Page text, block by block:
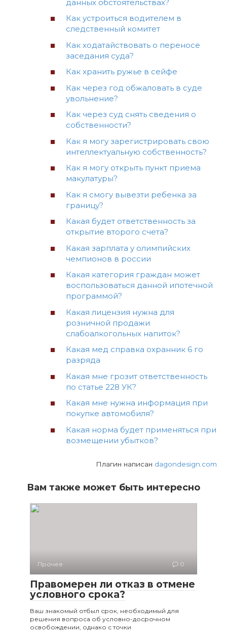
данных обстоятельствах?
Как устроиться водителем в
следственный комитет
Как ходатайствовать о переносе
заседания суда?
Как хранить ружье в сейфе
Как через год обжаловать в суде
увольнение?
Как через суд снять сведения о
собственности?
Как я могу зарегистрировать свою
интеллектуальную собственность?
Как я могу открыть пункт приема
макулатуры?
Как я смогу вывезти ребенка за
границу?
Какая будет ответственность за
открытие второго счета?
Какая зарплата у олимпийских
чемпионов в россии
Какая категория граждан может
воспользоваться данной ипотечной
программой?
Какая лицензия нужна для
розничной продажи
слабоалкогольных напиток?
Какая мед справка охранник 6 го
разряда
Какая мне грозит ответственность
по статье 228 УК?
Какая мне нужна информация при
покупке автомобиля?
Какая норма будет применяться при
возмещении убытков?
Плагин написан dagondesign.com
Вам также может быть интересно
Прочее 0
Правомерен ли отказ в отмене
условного срока?
Ваш знакомый отбыл срок, необходимый для
решения вопроса об условно-досрочном
освобождении, однако с точки